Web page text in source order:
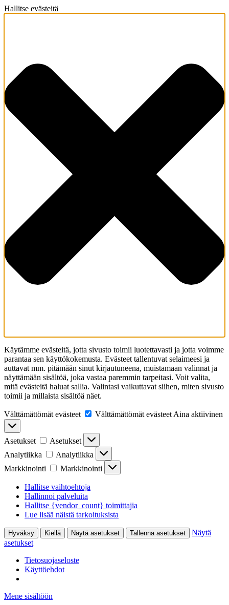
Hallitse evästeitä
Käytämme evästeitä, jotta sivusto toimii luotettavasti ja jotta voimme
parantaa sen käyttökokemusta. Evästeet tallentuvat selaimeesi ja
auttavat mm. pitämään sinut kirjautuneena, muistamaan valinnat ja
näyttämään sisältöä, joka vastaa paremmin tarpeitasi. Voit valita,
mitä evästeitä haluat sallia. Valintasi vaikuttavat siihen, miten sivusto
toimii ja millaista sisältöä näet.
Välttämättömät evästeet Välttämättömät evästeet Aina aktiivinen
Asetukset
Asetukset
Analytiikka
Analytiikka
Markkinointi
Markkinointi
Hallitse vaihtoehtoja
Hallinnoi palveluita
Hallitse {vendor_count} toimittajia
Lue lisää näistä tarkoituksista
Hyväksy Kiellä Näytä asetukset Tallenna asetukset
Näytä
asetukset
Tietosuojaseloste
Käyttöehdot
Mene sisältöön